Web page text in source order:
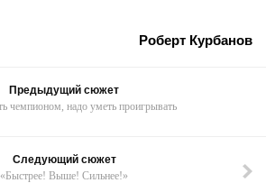
Роберт Курбанов
Предыдущий сюжет
чемпионом, надо уметь проигрывать
Следующий сюжет
«Быстрее! Выше! Сильнее!»